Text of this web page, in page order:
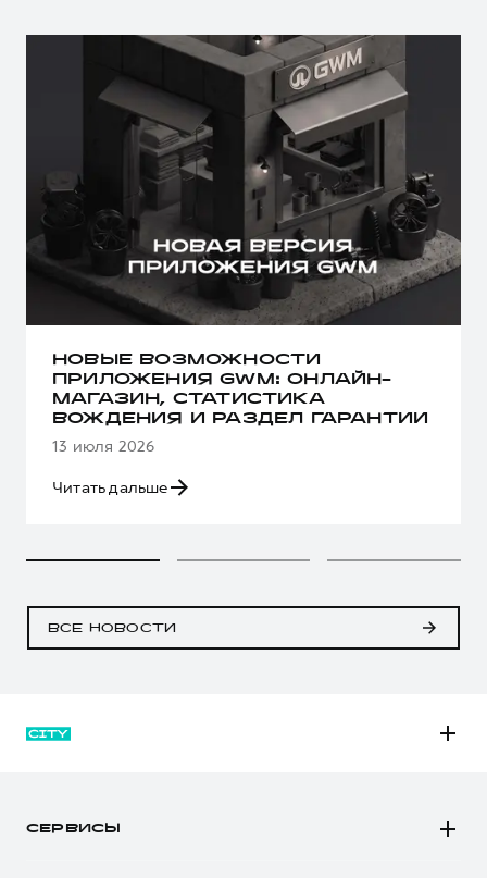
НОВЫЕ ВОЗМОЖНОСТИ
ПРИЛОЖЕНИЯ GWM: ОНЛАЙН-
МАГАЗИН, СТАТИСТИКА
ВОЖДЕНИЯ И РАЗДЕЛ ГАРАНТИИ
13 июля 2026
Читать дальше
ВСЕ НОВОСТИ
СЕРВИСЫ